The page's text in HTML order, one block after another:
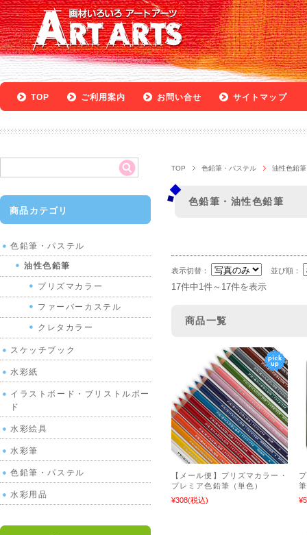
TOP ご利用案内 お問い合せ サイトマップ
TOP 色鉛筆・パステル 油性色鉛筆
色鉛筆・油性色鉛筆
表示切替： 並び順：
17件中1件～17件を表示
商品一覧
【メール便】プリズマカラー・
プレミア色鉛筆（単色）
¥308(税込)
商品カテゴリ
色鉛筆・パステル
油性色鉛筆
プリズマカラー
ファーバーカステル
クレタカラー
スケッチブック
水彩紙
イラストボード・ブリストルボー
ド
水彩絵具
水彩筆
色鉛筆・パステル
水彩用品